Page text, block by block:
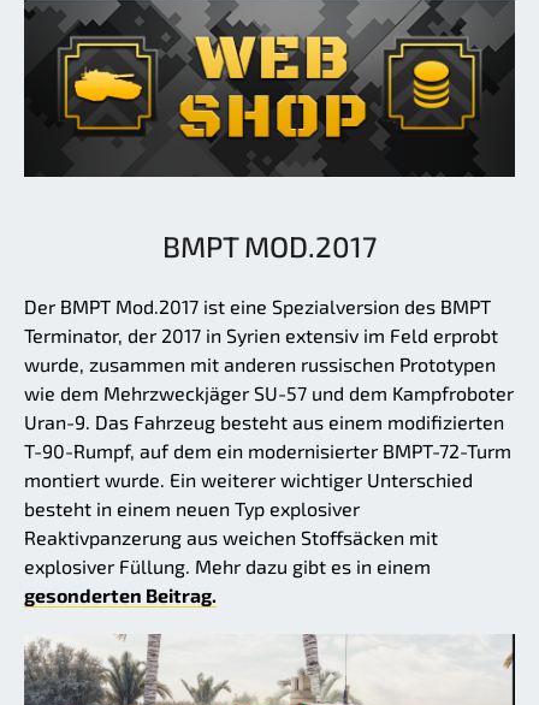
BMPT MOD.2017
Der BMPT Mod.2017 ist eine Spezialversion des BMPT
Terminator, der 2017 in Syrien extensiv im Feld erprobt
wurde, zusammen mit anderen russischen Prototypen
wie dem Mehrzweckjäger SU-57 und dem Kampfroboter
Uran-9. Das Fahrzeug besteht aus einem modifizierten
T-90-Rumpf, auf dem ein modernisierter BMPT-72-Turm
montiert wurde. Ein weiterer wichtiger Unterschied
besteht in einem neuen Typ explosiver
Reaktivpanzerung aus weichen Stoffsäcken mit
explosiver Füllung. Mehr dazu gibt es in einem
gesonderten Beitrag.